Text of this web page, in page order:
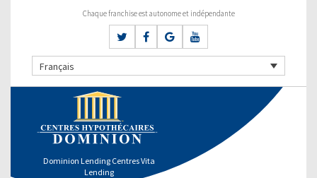
Chaque franchise est autonome et indépendante
Français
Dominion Lending Centres Vita
Lending